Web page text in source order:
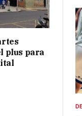
plus para